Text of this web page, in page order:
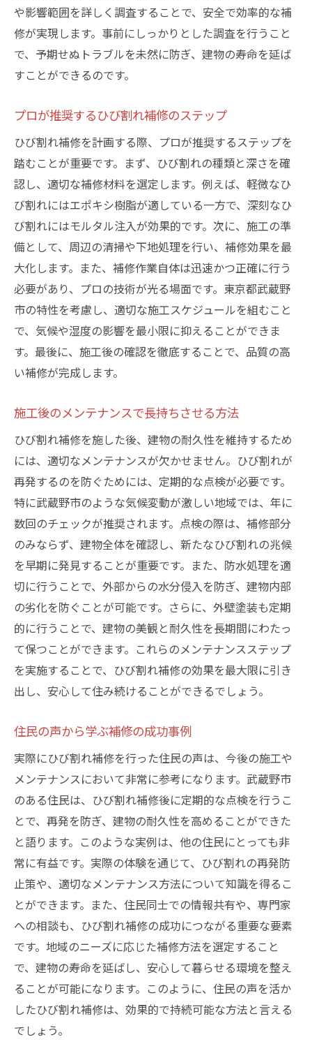
や影響範囲を詳しく調査することで、安全で効率的な補
修が実現します。事前にしっかりとした調査を行うこと
で、予期せぬトラブルを未然に防ぎ、建物の寿命を延ば
すことができるのです。
プロが推奨するひび割れ補修のステップ
ひび割れ補修を計画する際、プロが推奨するステップを
踏むことが重要です。まず、ひび割れの種類と深さを確
認し、適切な補修材料を選定します。例えば、軽微なひ
び割れにはエポキシ樹脂が適している一方で、深刻なひ
び割れにはモルタル注入が効果的です。次に、施工の準
備として、周辺の清掃や下地処理を行い、補修効果を最
大化します。また、補修作業自体は迅速かつ正確に行う
必要があり、プロの技術が光る場面です。東京都武蔵野
市の特性を考慮し、適切な施工スケジュールを組むこと
で、気候や湿度の影響を最小限に抑えることができま
す。最後に、施工後の確認を徹底することで、品質の高
い補修が完成します。
施工後のメンテナンスで長持ちさせる方法
ひび割れ補修を施した後、建物の耐久性を維持するため
には、適切なメンテナンスが欠かせません。ひび割れが
再発するのを防ぐためには、定期的な点検が必要です。
特に武蔵野市のような気候変動が激しい地域では、年に
数回のチェックが推奨されます。点検の際は、補修部分
のみならず、建物全体を確認し、新たなひび割れの兆候
を早期に発見することが重要です。また、防水処理を適
切に行うことで、外部からの水分侵入を防ぎ、建物内部
の劣化を防ぐことが可能です。さらに、外壁塗装も定期
的に行うことで、建物の美観と耐久性を長期間にわたっ
て保つことができます。これらのメンテナンスステップ
を実施することで、ひび割れ補修の効果を最大限に引き
出し、安心して住み続けることができるでしょう。
住民の声から学ぶ補修の成功事例
実際にひび割れ補修を行った住民の声は、今後の施工や
メンテナンスにおいて非常に参考になります。武蔵野市
のある住民は、ひび割れ補修後に定期的な点検を行うこ
とで、再発を防ぎ、建物の耐久性を高めることができた
と語ります。このような実例は、他の住民にとっても非
常に有益です。実際の体験を通じて、ひび割れの再発防
止策や、適切なメンテナンス方法について知識を得るこ
とができます。また、住民同士での情報共有や、専門家
への相談も、ひび割れ補修の成功につながる重要な要素
です。地域のニーズに応じた補修方法を選定すること
で、建物の寿命を延ばし、安心して暮らせる環境を整え
ることが可能になります。このように、住民の声を活か
したひび割れ補修は、効果的で持続可能な方法と言える
でしょう。